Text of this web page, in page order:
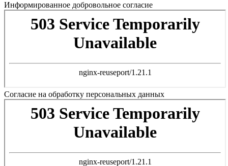
Информированное добровольное согласие
Согласие на обработку персональных данных